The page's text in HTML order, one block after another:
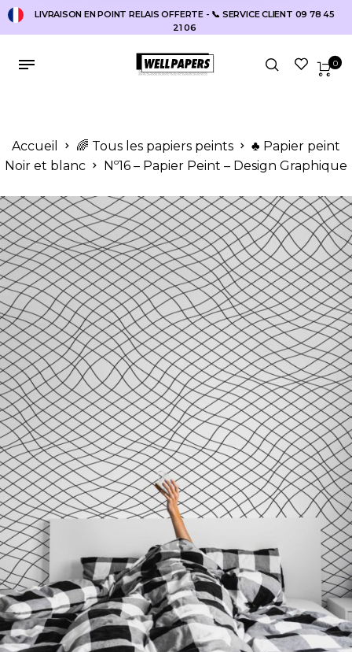
LIVRAISON EN POINT RELAIS OFFERTE - 📞 SERVICE CLIENT 09 78 45
21 06
0
Accueil 🌈 Tous les papiers peints
♣️ Papier peint
Noir et blanc
Nº16 – Papier Peint – Design Graphique